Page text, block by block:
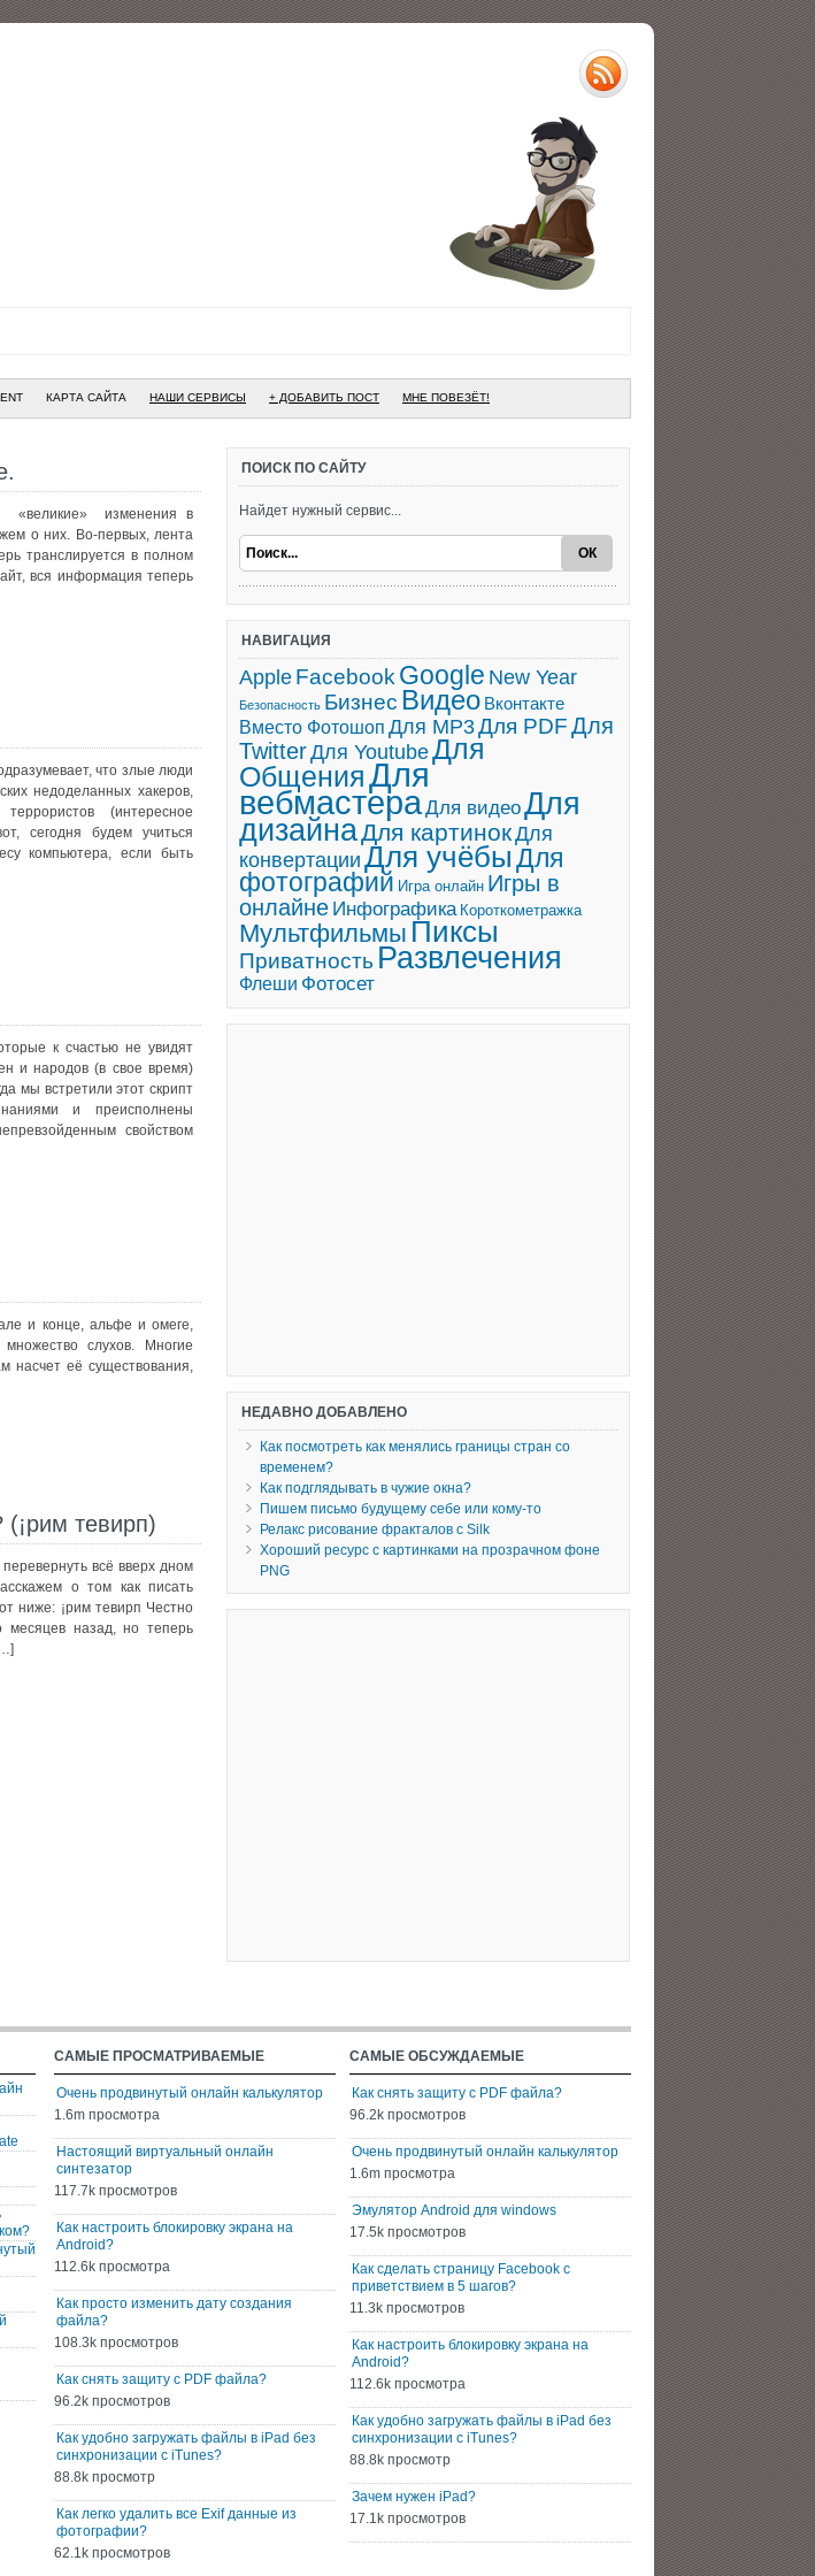
КАРТА САЙТА НАШИ СЕРВИСЫ + ДОБАВИТЬ ПОСТ МНЕ ПОВЕЗЁТ!
«великие» изменения в
о них. Во-первых, лента
транслируется в полном
вся информация теперь
что злые люди
недоделанных хакеров,
(интересное
сегодня будем учиться
компьютера, если быть
к счастью не увидят
и народов (в свое время)
мы встретили этот скрипт
и преисполнены
свойством
и конце, альфе и омеге,
слухов. Многие
насчет её существования,
(¡рим тевирп)
всё вверх дном
о том как писать
ниже: ¡рим тевирп Честно
месяцев назад, но теперь
ПОИСК ПО САЙТУ
Найдет нужный сервис...
НАВИГАЦИЯ
Apple Facebook Google New Year
Безопасность Бизнес Видео Вконтакте
Вместо Фотошоп Для MP3Для PDFДля
TwitterДля YoutubeДля
ОбщенияДля
вебмастераДля видеоДля
дизайнаДля картинокДля
конвертацииДля учёбы Для
фотографий Игра онлайн Игры в
онлайне Инфографика Короткометражка
Мультфильмы Пиксы
Приватность Развлечения
Флеши Фотосет
НЕДАВНО ДОБАВЛЕНО
Как посмотреть как менялись границы стран со
временем?
Как подглядывать в чужие окна?
Пишем письмо будущему себе или кому-то
Релакс рисование фракталов с Silk
Хороший ресурс с картинками на прозрачном фоне
PNG
САМЫЕ ПРОСМАТРИВАЕМЫЕ
Очень продвинутый онлайн калькулятор
1.6m просмотра
Настоящий виртуальный онлайн
синтезатор
117.7k просмотров
Как настроить блокировку экрана на
Android?
112.6k просмотра
Как просто изменить дату создания
файла?
108.3k просмотров
Как снять защиту с PDF файла?
96.2k просмотров
Как удобно загружать файлы в iPad без
синхронизации с iTunes?
88.8k просмотр
Как легко удалить все Exif данные из
фотографии?
62.1k просмотров
САМЫЕ ОБСУЖДАЕМЫЕ
Как снять защиту с PDF файла?
96.2k просмотров
Очень продвинутый онлайн калькулятор
1.6m просмотра
Эмулятор Android для windows
17.5k просмотров
Как сделать страницу Facebook с
приветствием в 5 шагов?
11.3k просмотров
Как настроить блокировку экрана на
Android?
112.6k просмотра
Как удобно загружать файлы в iPad без
синхронизации с iTunes?
88.8k просмотр
Зачем нужен iPad?
17.1k просмотров